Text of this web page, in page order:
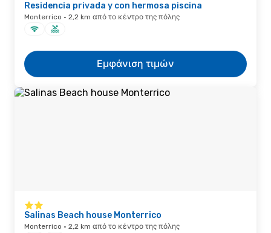
Residencia privada y con hermosa piscina
Monterrico · 2,2 km από το κέντρο της πόλης
Εμφάνιση τιμών
Salinas Beach house Monterrico
Monterrico · 2,2 km από το κέντρο της πόλης